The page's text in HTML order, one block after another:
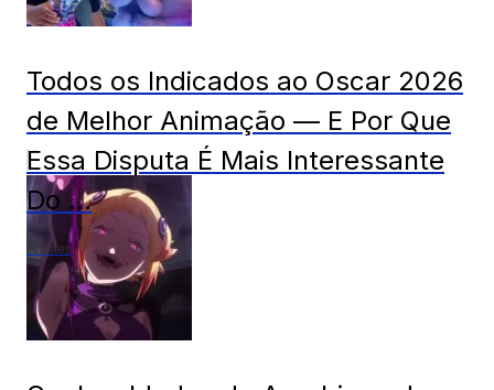
Todos os Indicados ao Oscar 2026
de Melhor Animação — E Por Que
Essa Disputa É Mais Interessante
Do ...
Animes